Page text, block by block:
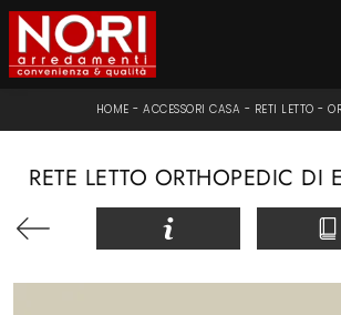
HOME -ACCESSORI CASA - RETI LETTO -
RETE LETTO ORTHOPEDIC DI